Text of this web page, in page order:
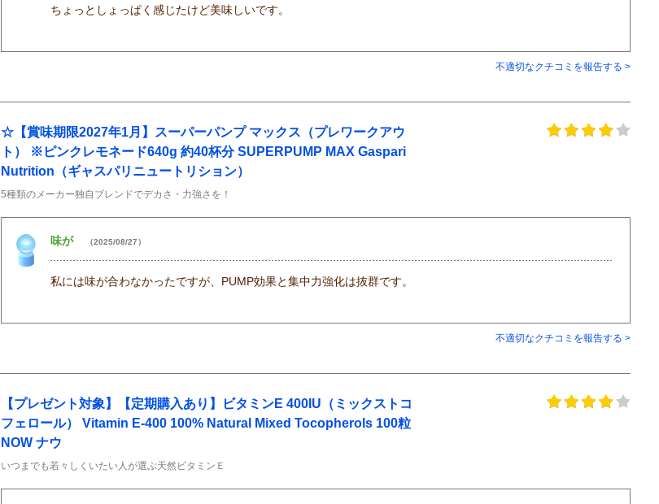
ちょっとしょっぱく感じたけど美味しいです。
不適切なクチコミを報告する >
☆【賞味期限2027年1月】スーパーパンプ マックス（プレワークアウ
ト） ※ピンクレモネード640g 約40杯分 SUPERPUMP MAX Gaspari
Nutrition（ギャスパリニュートリション）
5種類のメーカー独自ブレンドでデカさ・力強さを！
味が （2025/08/27）
私には味が合わなかったですが、PUMP効果と集中力強化は抜群です。
不適切なクチコミを報告する >
【プレゼント対象】【定期購入あり】ビタミンE 400IU（ミックストコ
フェロール） Vitamin E-400 100% Natural Mixed Tocopherols 100粒
NOW ナウ
いつまでも若々しくいたい人が選ぶ天然ビタミンＥ